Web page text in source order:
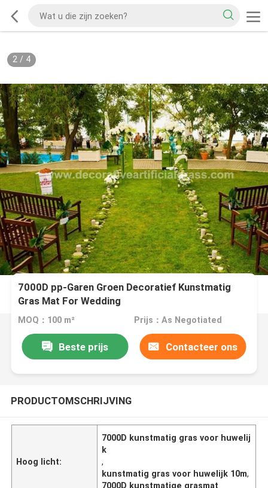
2/ 4
7000D pp-Garen Groen Decoratief Kunstmatig
Gras Mat For Wedding
MOQ：100 m² Prijs：As Negotiated
Beste prijs Contacteer ons
PRODUCTOMSCHRIJVING
Hoog licht:
7000D kunstmatig gras voor huwelij
k
,
kunstmatig gras voor huwelijk 10m,
7000D kunstmatige grasmat